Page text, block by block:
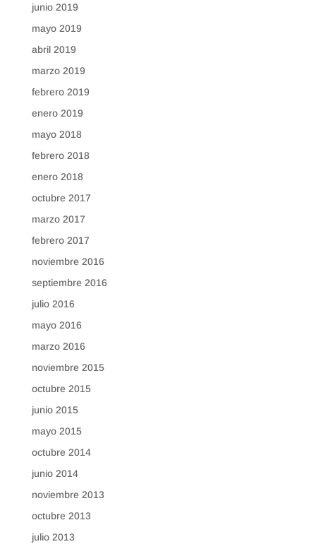
junio 2019
mayo 2019
abril 2019
marzo 2019
febrero 2019
enero 2019
mayo 2018
febrero 2018
enero 2018
octubre 2017
marzo 2017
febrero 2017
noviembre 2016
septiembre 2016
julio 2016
mayo 2016
marzo 2016
noviembre 2015
octubre 2015
junio 2015
mayo 2015
octubre 2014
junio 2014
noviembre 2013
octubre 2013
julio 2013